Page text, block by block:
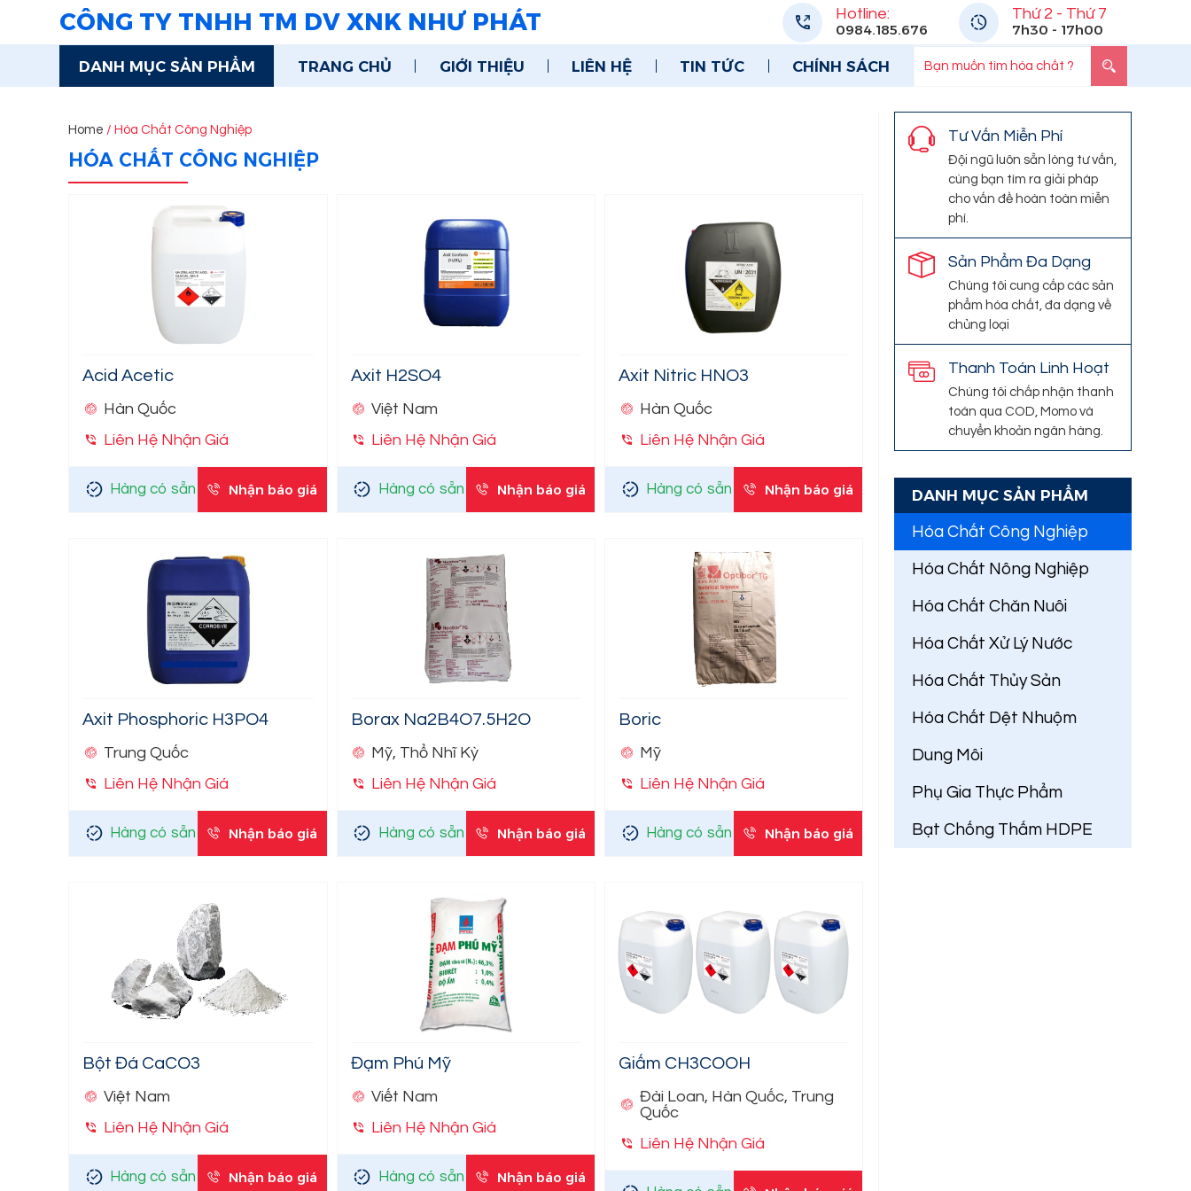
CÔNG TY TNHH TM DV XNK NHƯ PHÁT
Hotline:
0984.185.676
Thứ 2 - Thứ 7
7h30 - 17h00
DANH MỤC SẢN PHẨM TRANG CHỦ GIỚI THIỆU LIÊN HỆ TIN TỨC CHÍNH SÁCH
Home / Hóa Chất Công Nghiệp
HÓA CHẤT CÔNG NGHIỆP
Acid Acetic
Hàn Quốc
Liên Hệ Nhận Giá
Hàng có sẵn Nhận báo giá
Axit H2SO4
Việt Nam
Liên Hệ Nhận Giá
Hàng có sẵn Nhận báo giá
Axit Nitric HNO3
Hàn Quốc
Liên Hệ Nhận Giá
Hàng có sẵn Nhận báo giá
Axit Phosphoric H3PO4
Trung Quốc
Liên Hệ Nhận Giá
Hàng có sẵn Nhận báo giá
Borax Na2B4O7.5H2O
Mỹ, Thổ Nhĩ Kỳ
Liên Hệ Nhận Giá
Hàng có sẵn Nhận báo giá
Boric
Mỹ
Liên Hệ Nhận Giá
Hàng có sẵn Nhận báo giá
Bột Đá CaCO3
Việt Nam
Liên Hệ Nhận Giá
Hàng có sẵn Nhận báo giá
Đạm Phú Mỹ
Viết Nam
Liên Hệ Nhận Giá
Hàng có sẵn Nhận báo giá
Giấm CH3COOH
Đài Loan, Hàn Quốc, Trung
Quốc
Liên Hệ Nhận Giá
Tư Vấn Miễn Phí
Đội ngũ luôn sẵn lòng tư vấn,
cùng bạn tìm ra giải pháp
cho vấn đề hoàn toàn miễn
phí.
Sản Phẩm Đa Dạng
Chúng tôi cung cấp các sản
phẩm hóa chất, đa dạng về
chủng loại
Thanh Toán Linh Hoạt
Chúng tôi chấp nhận thanh
toán qua COD, Momo và
chuyển khoản ngân hàng.
DANH MỤC SẢN PHẨM
Hóa Chất Công Nghiệp
Hóa Chất Nông Nghiệp
Hóa Chất Chăn Nuôi
Hóa Chất Xử Lý Nước
Hóa Chất Thủy Sản
Hóa Chất Dệt Nhuộm
Dung Môi
Phụ Gia Thực Phẩm
Bạt Chống Thấm HDPE